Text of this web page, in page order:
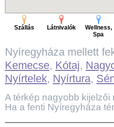
Szállás Látnivalók
Wellness,
Spa
Nyíregyháza mellett
Kemecse, Kótaj,
Nyírtelek, Nyírtura,
A térkép nagyobb
Ha a fenti Nyíregyháza